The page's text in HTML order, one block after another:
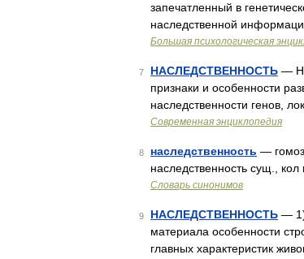
запечатленный в
наследственной
Большая психологическая
7 НАСЛЕДСТВЕННОСТЬ —
признаки и особенности
наследственности генов,
Современная энциклопедия
8 наследственность —
наследственность сущ., кол
Словарь синонимов
9 НАСЛЕДСТВЕННОСТЬ — 1)
материала особенности
главных характеристик